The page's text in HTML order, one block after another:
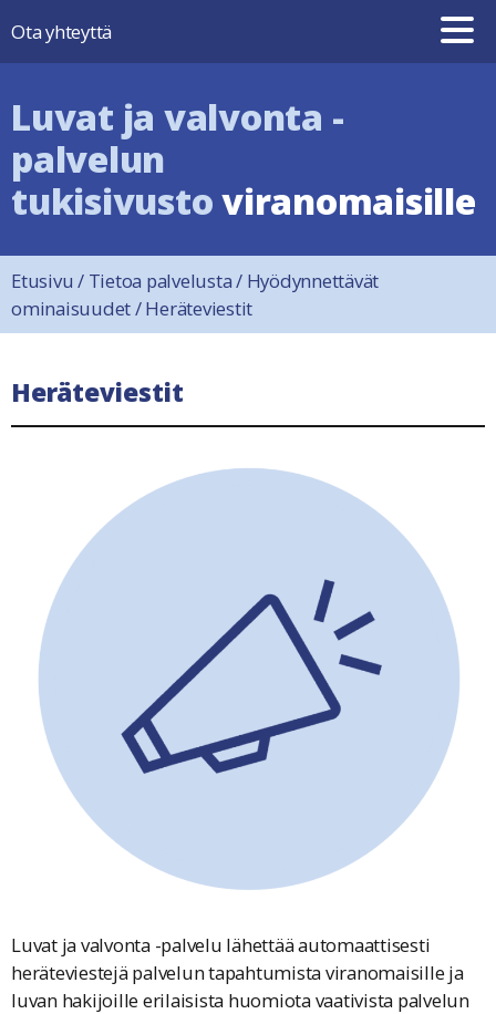
Ota yhteyttä
Luvat ja valvonta -
palvelun
tukisivustoviranomaisille
Etusivu / Tietoa palvelusta/ Hyödynnettävät
ominaisuudet/Heräteviestit
Heräteviestit
Luvat ja valvonta -palvelu lähettää automaattisesti
heräteviestejä palvelun tapahtumista viranomaisille ja
luvan hakijoille erilaisista huomiota vaativista palvelun